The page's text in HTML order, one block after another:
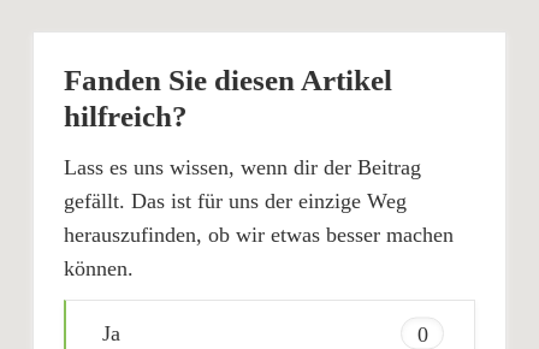
Fanden Sie diesen Artikel
hilfreich?
Lass es uns wissen, wenn dir der Beitrag
gefällt. Das ist für uns der einzige Weg
herauszufinden, ob wir etwas besser machen
können.
Ja 0